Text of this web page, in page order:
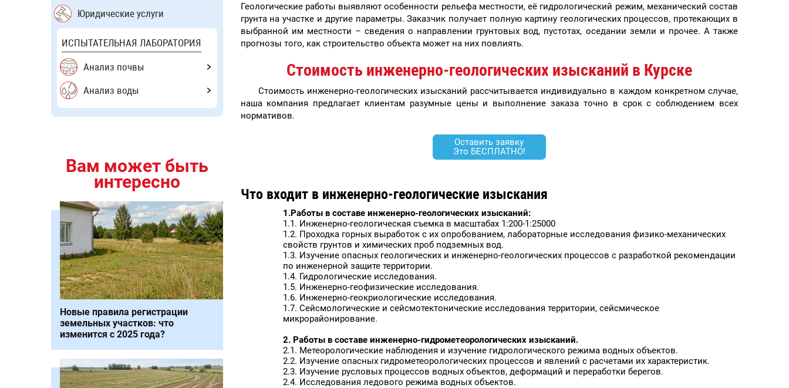
Юридические услуги
ИСПЫТАТЕЛЬНАЯ ЛАБОРАТОРИЯ
Анализ почвы
Анализ воды
Вам может быть
интересно
Новые правила регистрации
земельных участков: что
изменится с 2025 года?
Геологические работы выявляют особенности рельефа местности, её гидрологический режим, механический состав
грунта на участке и другие параметры. Заказчик получает полную картину геологических процессов, протекающих в
выбранной им местности – сведения о направлении грунтовых вод, пустотах, оседании земли и прочее. А также
прогнозы того, как строительство объекта может на них повлиять.
Стоимость инженерно-геологических изысканий в Курске
Стоимость инженерно-геологических изысканий рассчитывается индивидуально в каждом конкретном случае,
наша компания предлагает клиентам разумные цены и выполнение заказа точно в срок с соблюдением всех
нормативов.
Оставить заявку
Это БЕСПЛАТНО!
Что входит в инженерно-геологические изыскания
1.Работы в составе инженерно-геологических изысканий:
1.1. Инженерно-геологическая съемка в масштабах 1:200-1:25000
1.2. Проходка горных выработок с их опробованием, лабораторные исследования физико-механических
свойств грунтов и химических проб подземных вод.
1.3. Изучение опасных геологических и инженерно-геологических процессов с разработкой рекомендации
по инженерной защите территории.
1.4. Гидрологические исследования.
1.5. Инженерно-геофизические исследования.
1.6. Инженерно-геокриологические исследования.
1.7. Сейсмологические и сейсмотектонические исследования территории, сейсмическое
микрорайонирование.
2. Работы в составе инженерно-гидрометеорологических изысканий.
2.1. Метеорологические наблюдения и изучение гидрологического режима водных объектов.
2.2. Изучение опасных гидрометеорологических процессов и явлений с расчетами их характеристик.
2.3. Изучение русловых процессов водных объектов, деформаций и переработки берегов.
2.4. Исследования ледового режима водных объектов.